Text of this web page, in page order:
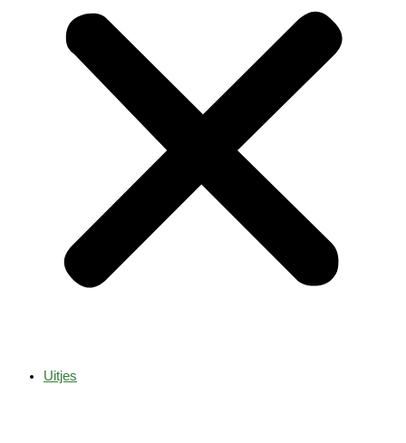
Uitjes